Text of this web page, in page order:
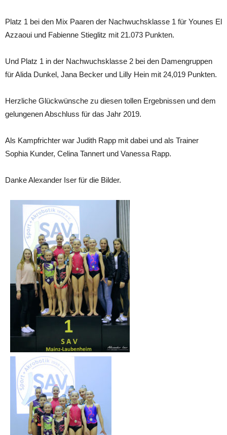
Platz 1 bei den Mix Paaren der Nachwuchsklasse 1 für Younes El
Azzaoui und Fabienne Stieglitz mit 21.073 Punkten.
Und Platz 1 in der Nachwuchsklasse 2 bei den Damengruppen
für Alida Dunkel, Jana Becker und Lilly Hein mit 24,019 Punkten.
Herzliche Glückwünsche zu diesen tollen Ergebnissen und dem
gelungenen Abschluss für das Jahr 2019.
Als Kampfrichter war Judith Rapp mit dabei und als Trainer
Sophia Kunder, Celina Tannert und Vanessa Rapp.
Danke Alexander Iser für die Bilder.